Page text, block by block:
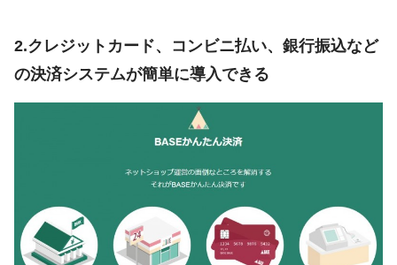
2.クレジットカード、コンビニ払い、銀行振込など
の決済システムが簡単に導入できる